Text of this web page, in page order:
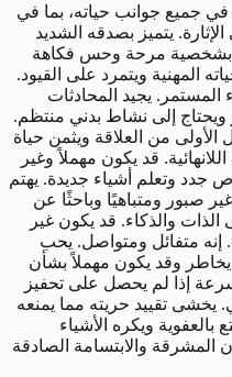
في جميع جوانب حياته، بما في
يتميز بصدقه الشديد
بشخصية مرحة وحس فكاهة
المهنية ويتمرد على القيود.
المستمر. يجيد المحادثات
ويحتاج إلى نشاط بدني منتظم.
من العلاقة ويثمن حياة
قد يكون مهملاً وغير
جدد وتعلم أشياء جديدة. يهتم
صبور ومتباهيًا وباحثًا عن
الذات والذكاء. قد يكون غير
إنه متفائل ومتواصل. يحب
يخاطر وقد يكون مهملاً بشأن
إذا لم يحصل على تحفيز
تقييد حريته مما يمنعه
ويكره الأشياء
المشرقة والابتسامة الصادقة